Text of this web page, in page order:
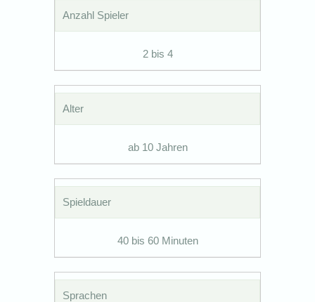
Anzahl Spieler
2 bis 4
Alter
ab 10 Jahren
Spieldauer
40 bis 60 Minuten
Sprachen